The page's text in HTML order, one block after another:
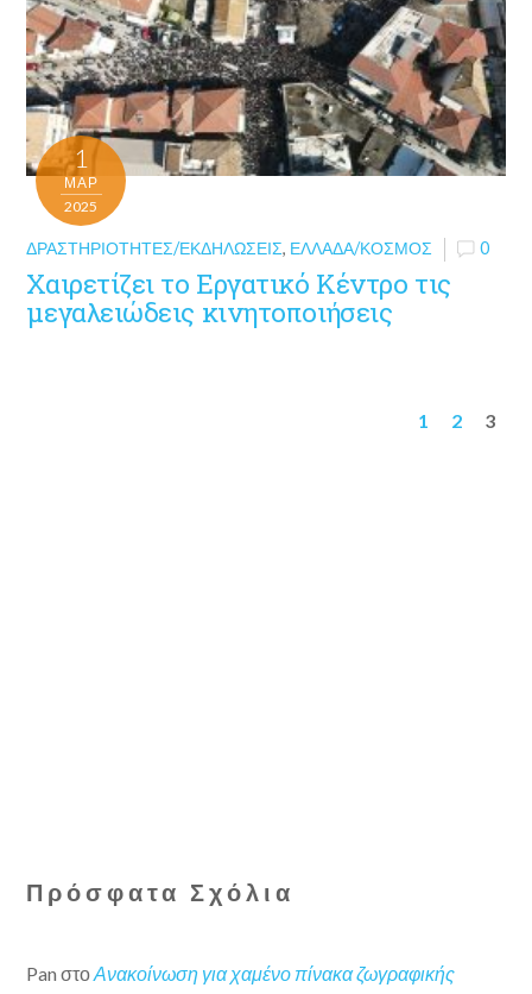
1
ΜΑΡ
2025
ΔΡΑΣΤΗΡΙΌΤΗΤΕΣ/ΕΚΔΗΛΏΣΕΙΣ, ΕΛΛΆΔΑ/ΚΌΣΜΟΣ 0
Χαιρετίζει το Εργατικό Κέντρο τις
μεγαλειώδεις κινητοποιήσεις
1 2 3
Πρόσφατα Σχόλια
Pan στοΑνακοίνωση για χαμένο πίνακα ζωγραφικής